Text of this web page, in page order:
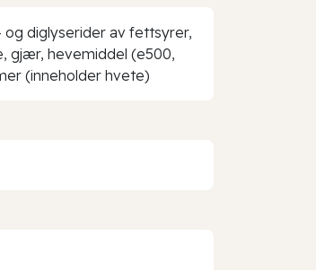
og diglyserider av fettsyrer,
gjær, hevemiddel (e500,
(inneholder hvete)